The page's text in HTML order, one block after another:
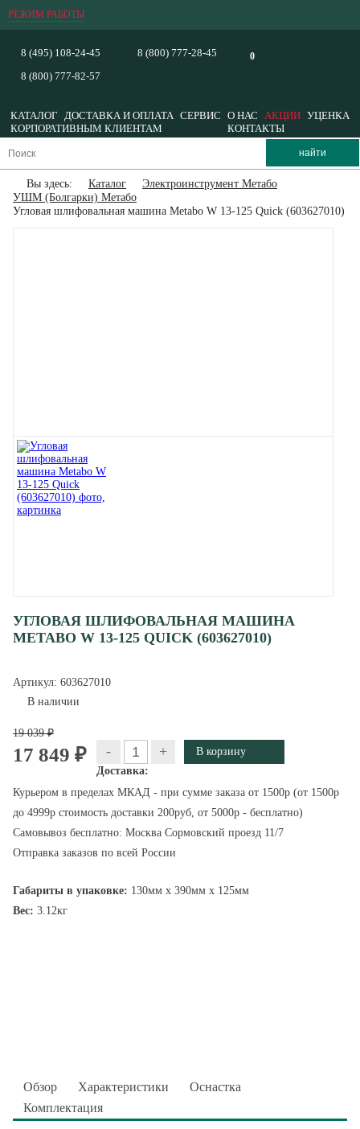
РЕЖИМ РАБОТЫ
0
8 (495) 108-24-45
8 (800) 777-82-57
8 (800) 777-28-45
КАТАЛОГ ДОСТАВКА И ОПЛАТА СЕРВИС О НАС АКЦИИ УЦЕНКА
КОРПОРАТИВНЫМ КЛИЕНТАМ
КОНТАКТЫ
Вы здесь: Каталог
Электроинструмент Метабо
УШМ (Болгарки) Метабо
Угловая шлифовальная машина Metabo W 13-125 Quick (603627010)
УГЛОВАЯ ШЛИФОВАЛЬНАЯ МАШИНА
METABO W 13-125 QUICK (603627010)
Артикул: 603627010
В наличии
19 039 ₽
17 849 ₽ - +
Доставка:
Курьером в пределах МКАД - при сумме заказа от 1500р (от 1500р
до 4999р стоимость доставки 200руб, от 5000р - бесплатно)
Самовывоз бесплатно: Москва Сормовский проезд 11/7
Отправка заказов по всей России
Габариты в упаковке: 130мм x 390мм x 125мм
Вес: 3.12кг
Обзор Характеристики
Оснастка
Комплектация